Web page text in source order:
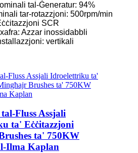
tal-Ġeneratur: 94%
tar-rotazzjoni: 500rpm/min
SCR
Azzar inossidabbli
vertikali
Fluss Assjali
ta' Eċċitazzjoni
ta' 750KW
Ilma Kaplan